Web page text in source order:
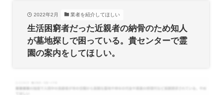
2022年2月 業者を紹介してほしい
生活困窮者だった近親者の納骨のため知人
が墓地探しで困っている。貴センターで霊
園の案内をしてほしい。